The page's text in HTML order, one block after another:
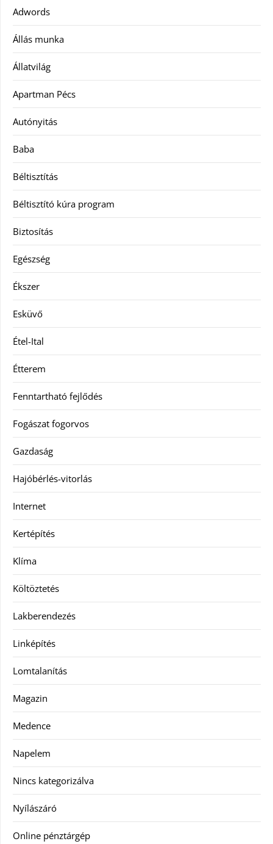
Adwords
Állás munka
Állatvilág
Apartman Pécs
Autónyitás
Baba
Béltisztítás
Béltisztító kúra program
Biztosítás
Egészség
Ékszer
Esküvő
Étel-Ital
Étterem
Fenntartható fejlődés
Fogászat fogorvos
Gazdaság
Hajóbérlés-vitorlás
Internet
Kertépítés
Klíma
Költöztetés
Lakberendezés
Linképítés
Lomtalanítás
Magazin
Medence
Napelem
Nincs kategorizálva
Nyílászáró
Online pénztárgép